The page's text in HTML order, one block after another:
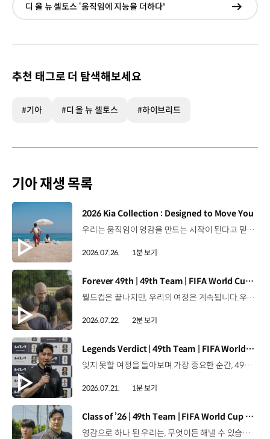
디 올 뉴 셀토스 ‘움직임에 지능을 더하다'
현재
추천 태그로 더 탐색해보세요
#기아 #디 올 뉴 셀토스 #하이브리드
기아 재생 목록
[동영상]
2026 Kia Collection : Designed to Move You
우리는 움직임이 영감을 만드는 시작이 된다고 믿습니다. 기아만의 Movement로 당신의 일상에 영감을 더해줄 2026 Kia Collection을 만나보세요. Designed to move you. Kia Collection 자세히 보기 ▶ #Kia #기아 #KiaCollection #기아컬렉션 #Designedtomoveyou #lifestyle
2026.07.26. 1분 보기
[동영상]
Forever 49th | 49th Team | FIFA World Cup 2026™
월드컵은 끝나지만, 우리의 여정은 계속됩니다.우리는 영원한 49번째 팀입니다. 자세히 보기 ▶ #Kia #InspirationConnectsUsAll #49thTeam #OMBC #FIFAWorldCup2026 유튜브 쇼츠 보기 >
2026.07.22. 2분 보기
[동영상]
Legends Verdict | 49th Team | FIFA World Cup 2026™
잊지 못할 여정을 돌아보며.가장 중요한 순간, 49번째 팀이 공을 건네며 완벽하게 임무를 해낸 그 순간을 함께 돌아봅니다. 자세히 보기 ▶ #Kia #InspirationConnectsUsAll #49thTeam #OMBC #FIFAWorldCup2026 유튜브 쇼츠 보기 >
2026.07.21. 1분 보기
[동영상]
Class of ’26 | 49th Team | FIFA World Cup 2026™
영감으로 하나 된 우리는, 무엇이든 해낼 수 있습니다.세계 곳곳에서 모인 2026년의 주인공들이 FIFA 월드컵™ 오피셜 매치볼 캐리어로 꿈의 무대에 섰습니다. 자세히 보기 ▶ #Kia #InspirationConnectsUsAll #49thTeam #OMBC #FIFAWorldCup2026 유튜브 쇼츠 보기 >